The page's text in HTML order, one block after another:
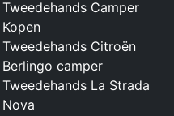
Tweedehands Camper
Kopen
Tweedehands Citroën
Berlingo camper
Tweedehands La Strada
Nova